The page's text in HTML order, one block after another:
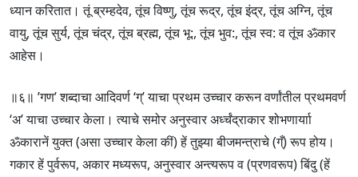
ध्यान करितात। तूं ब्रम्हदेव, तूंच विष्णु, तूंच रूद्र, तूंच इंद्र, तूंच अग्नि, तूंच
वायु, तूंच सुर्य, तूंच चंद्र, तूंच ब्रह्म, तूंच भू:, तूंच भुव:, तूंच स्व: व तूंच ॐकार
आहेस।
॥६॥ ’गण’ शब्दाचा आदिवर्ण ‘ग्’ याचा प्रथम उच्चार करून वर्णांतील प्रथमवर्ण
‘अ’ याचा उच्चार केला। त्याचे समोर अनुस्वार अर्ध्चंद्राकार शोभणार्याा
ॐकारानें युक्त (असा उच्चार केला कीं) हें तुझ्या बीजमन्त्राचे (ग्ँ) रूप होय।
गकार हें पुर्वरूप, अकार मध्यरूप, अनुस्वार अन्त्यरूप व (प्रणवरूप) बिंदु (हें